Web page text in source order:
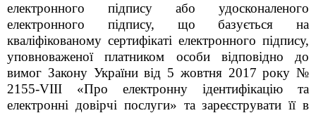
електронного підпису або удосконаленого
електронного підпису, що базується на
кваліфікованому сертифікаті електронного підпису,
уповноваженої платником особи відповідно до
вимог Закону України від 5 жовтня 2017 року №
2155-VIII «Про електронну ідентифікацію та
електронні довірчі послуги» та зареєструвати її в